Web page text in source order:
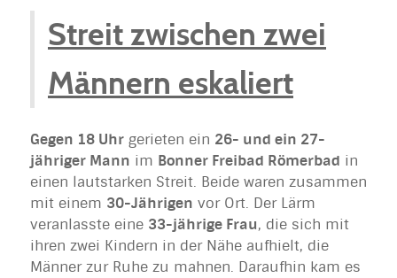
Streit zwischen zwei
Männern eskaliert
Gegen 18 Uhr gerieten ein 26- und ein 27-
jähriger Mann im Bonner Freibad Römerbad in
einen lautstarken Streit. Beide waren zusammen
mit einem 30-Jährigen vor Ort. Der Lärm
veranlasste eine 33-jährige Frau, die sich mit
ihren zwei Kindern in der Nähe aufhielt, die
Männer zur Ruhe zu mahnen. Daraufhin kam es